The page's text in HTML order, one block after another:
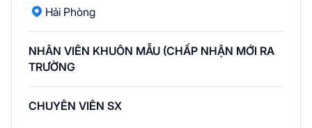
Hải Phòng
NHÂN VIÊN KHUÔN MẪU (CHẤP NHẬN MỚI RA
TRƯỜNG
CHUYÊN VIÊN SX